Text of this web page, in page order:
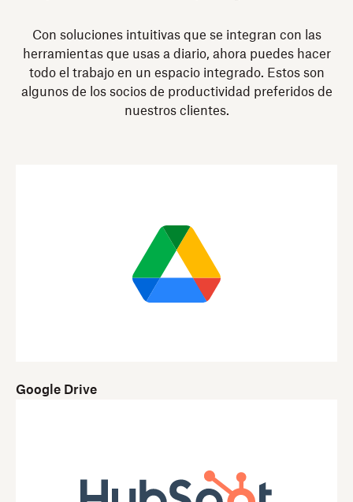
Con soluciones intuitivas que se integran con las
herramientas que usas a diario, ahora puedes hacer
todo el trabajo en un espacio integrado. Estos son
algunos de los socios de productividad preferidos de
nuestros clientes.
Google Drive